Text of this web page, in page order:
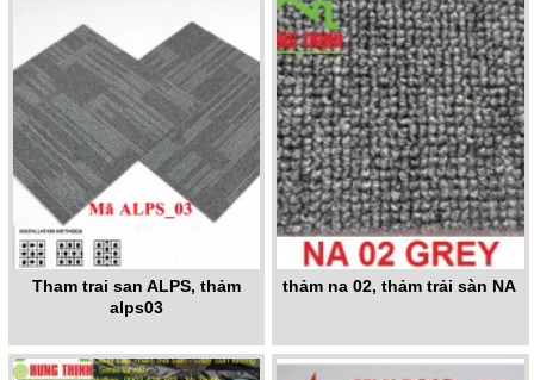
Tham trai san ALPS, thảm
alps03
thảm na 02, thảm trải sàn NA